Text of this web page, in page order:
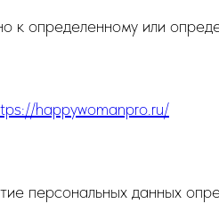
определенному или
happywomanpro.ru/
персональных данных